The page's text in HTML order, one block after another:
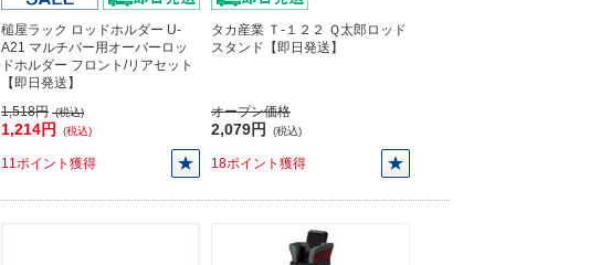
槌屋ラック ロッドホルダー U-
A21 マルチバー用オーバーロッ
ドホルダー フロント/リアセット
【即日発送】
1,518円 (税込)
1,214円 (税込)
11ポイント獲得
タカ産業 Ｔ-１２２ Ｑ太郎ロッド
スタンド【即日発送】
オープン価格
2,079円 (税込)
18ポイント獲得